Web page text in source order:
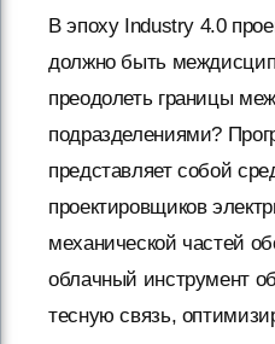
В эпоху Industry 4.0
должно быть
преодолеть границы
подразделениями?
представляет собой
проектировщиков
механической частей
облачный инструмент
тесную связь,